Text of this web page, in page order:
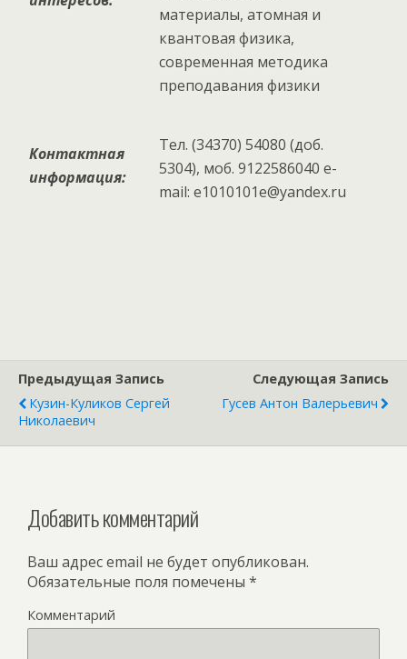
материалы, атомная и
квантовая физика,
современная методика
преподавания физики
Контактная
информация:
Тел. (34370) 54080 (доб.
5304), моб. 9122586040 e-
mail: e1010101e@yandex.ru
Предыдущая Запись
Кузин-Куликов Сергей
Николаевич
Следующая Запись
Гусев Антон Валерьевич
Добавить комментарий
Ваш адрес email не будет опубликован.
Обязательные поля помечены *
Комментарий